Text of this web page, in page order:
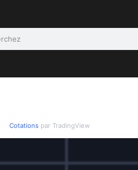
Cotations par TradingView